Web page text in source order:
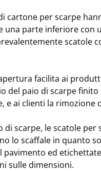
cartone per scarpe
una parte inferiore con
scatole
facilita ai
del paio di scarpe finito
e ai clienti la rimozione
di scarpe, le scatole per
lo scaffale in quanto
pavimento ed
sulle dimensioni.